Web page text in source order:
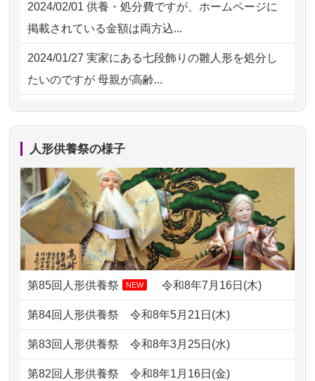
2026/07/15 子供の頃から可愛がってきた七段飾り
の雛人形で...
2026/07/15 お客様の声を読み、丁寧に供養してい
ただけそう...
2026/07/11思い出のある人形達を、ちゃんと供養
したく、花...
2026/07/10家から近かったので。
2026/07/08誰も住んでいない実家の片付けを始め
ました。 ...
2026/07/069年間自由が丘店を見守ってくれてあり
がとう。
2026/07/05 しっかりとお人形たちの供養をしてい
ただけると...
2024/02/01 供養・処分費ですが、ホームページに
掲載されている金額は両方込...
2024/01/27 実家にある七段飾りの雛人形を処分し
たいのですが 母親が高齢...
2024/01/13剥製の供養・処分をお願いできます
ですが？
2024/01/13お雛様のセットを供養・処分したいの
ですが、お雛様とお内裏様だ...
2024/01/13供養申込みの後、供養祭までお人形は
どうなってるのですか？
2024/01/13会社のようですが、きちんと供養して
人形供養祭の様子
第85回人形供養祭 NEW 令和8年7月16日(木)
第84回人形供養祭令和8年5月21日(木)
第83回人形供養祭令和8年3月25日(水)
第82回人形供養祭令和8年1月16日(金)